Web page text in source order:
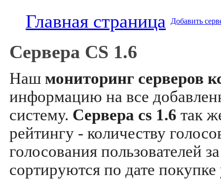
Главная страница Добавить
Сервера CS 1.6
Наш мониторинг серверов
информацию на все
систему. Сервера cs 1.6 так
рейтингу - количеству
голосования пользователей
сортируются по дате